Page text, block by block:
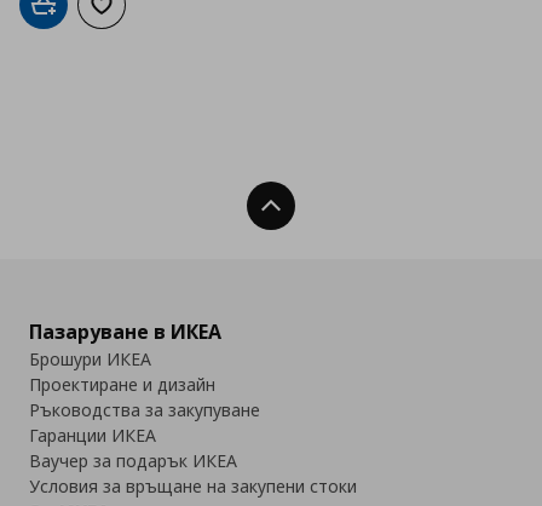
Добави в кошницата
Добави към списъка с любими
Нагоре
Пазаруване в ИКЕА
Брошури ИКЕА
Проектиране и дизайн
Ръководства за закупуване
Гаранции ИКЕА
Ваучер за подарък ИКЕА
Условия за връщане на закупени стоки